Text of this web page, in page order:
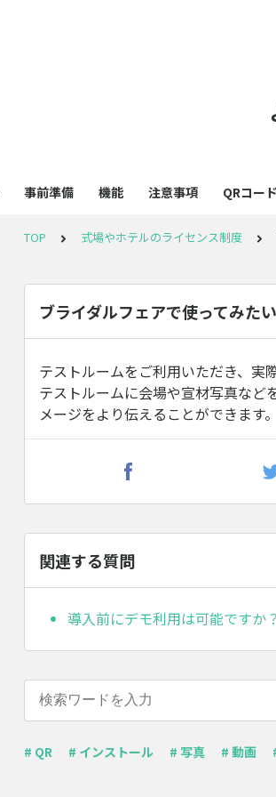
事前準備 機能 注意事項 QRコード
TOP 式場やホテルのライセンス制度
ブライダルフェアで使ってみたい
テストルームをご利用いただき、実
テストルームに会場や宣材写真など
メージをより伝えることができます。
関連する質問
導入前にデモ利用は可能ですか？
# QR # インストール # 写真 # 動画